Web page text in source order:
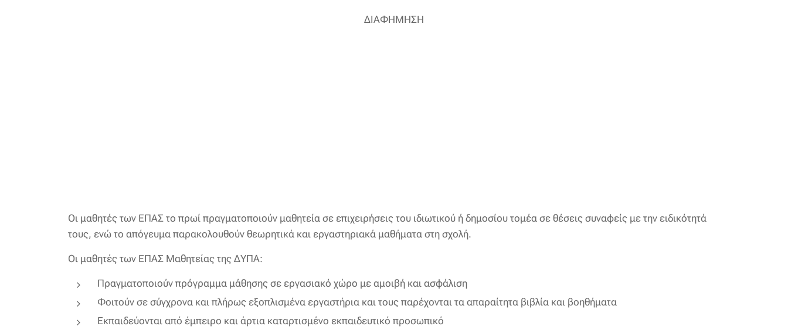
ΔΙΑΦΗΜΗΣΗ
Οι μαθητές των ΕΠΑΣ το πρωί πραγματοποιούν μαθητεία σε επιχειρήσεις του ιδιωτικού ή δημοσίου τομέα σε θέσεις συναφείς με την ειδικότητά
τους, ενώ το απόγευμα παρακολουθούν θεωρητικά και εργαστηριακά μαθήματα στη σχολή.
Οι μαθητές των ΕΠΑΣ Μαθητείας της ΔΥΠΑ:
Πραγματοποιούν πρόγραμμα μάθησης σε εργασιακό χώρο με αμοιβή και ασφάλιση
Φοιτούν σε σύγχρονα και πλήρως εξοπλισμένα εργαστήρια και τους παρέχονται τα απαραίτητα βιβλία και βοηθήματα
Εκπαιδεύονται από έμπειρο και άρτια καταρτισμένο εκπαιδευτικό προσωπικό